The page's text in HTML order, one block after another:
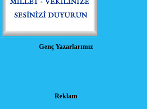
Genç Yazarlarımız
Reklam